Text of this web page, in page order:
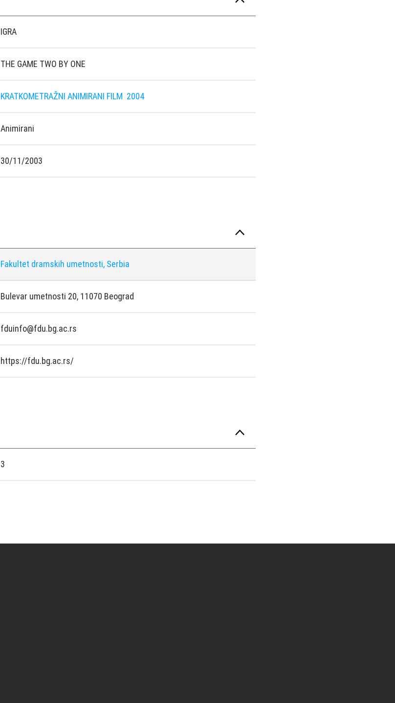
IGRA
THE GAME TWO BY ONE
KRATKOMETRAŽNI ANIMIRANI FILM 2004
Animirani
30/11/2003
Fakultet dramskih umetnosti, Serbia
Bulevar umetnosti 20, 11070 Beograd
fduinfo@fdu.bg.ac.rs
https://fdu.bg.ac.rs/
3